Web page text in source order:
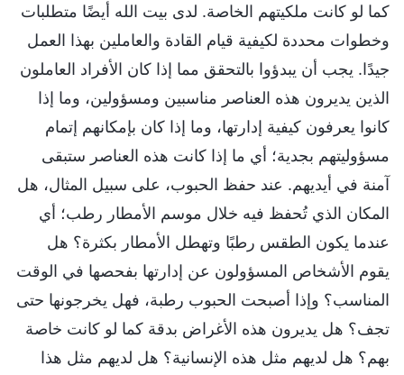
كما لو كانت ملكيتهم الخاصة. لدى بيت الله أيضًا متطلبات
وخطوات محددة لكيفية قيام القادة والعاملين بهذا العمل
جيدًا. يجب أن يبدؤوا بالتحقق مما إذا كان الأفراد العاملون
الذين يديرون هذه العناصر مناسبين ومسؤولين، وما إذا
كانوا يعرفون كيفية إدارتها، وما إذا كان بإمكانهم إتمام
مسؤوليتهم بجدية؛ أي ما إذا كانت هذه العناصر ستبقى
آمنة في أيديهم. عند حفظ الحبوب، على سبيل المثال، هل
المكان الذي تُحفظ فيه خلال موسم الأمطار رطب؛ أي
عندما يكون الطقس رطبًا وتهطل الأمطار بكثرة؟ هل
يقوم الأشخاص المسؤولون عن إدارتها بفحصها في الوقت
المناسب؟ وإذا أصبحت الحبوب رطبة، فهل يخرجونها حتى
تجف؟ هل يديرون هذه الأغراض بدقة كما لو كانت خاصة
بهم؟ هل لديهم مثل هذه الإنسانية؟ هل لديهم مثل هذا